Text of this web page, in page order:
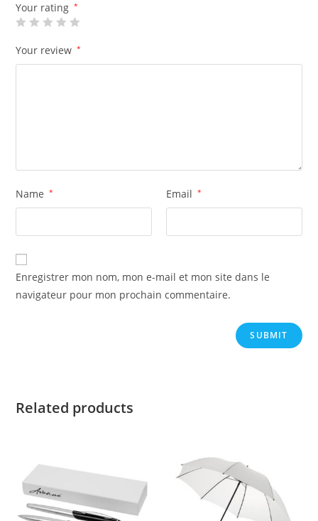
Your rating *
Your review *
Name * Email *
Enregistrer mon nom, mon e-mail et mon site dans le
navigateur pour mon prochain commentaire.
Related products